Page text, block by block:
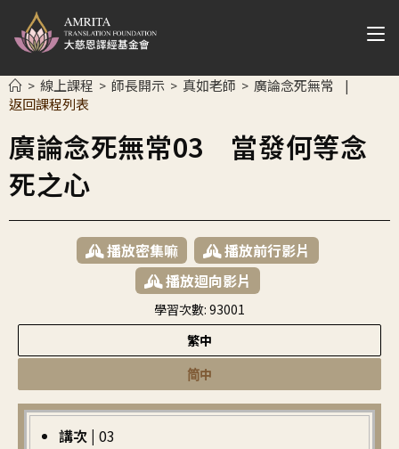
> 線上課程 > 師長開示 > 真如老師 > 廣論念死無常 |
返回課程列表
廣論念死無常03 當發何等念
死之心
播放密集嘛
播放前行影片
播放迴向影片
學習次數: 93001
繁中
简中
講次 | 03